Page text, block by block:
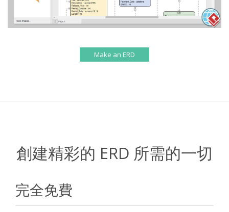
Make an ERD
創建精彩的 ERD 所需的一切
完全免費